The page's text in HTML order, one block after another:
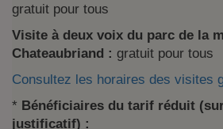
gratuit pour tous
Visite à deux voix du parc de la
Chateaubriand : gratuit pour tous
Consultez les horaires des visites
* Bénéficiaires du tarif réduit
justificatif) :